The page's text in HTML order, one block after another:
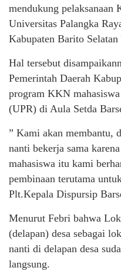
mendukung
Universitas Palangka
Kabupaten Barito Selatan
Hal tersebut
Pemerintah Daerah
program KKN
(UPR) di Aula Setda
” Kami akan membantu,
nanti bekerja sama
mahasiswa itu kami
pembinaan terutama
Plt.Kepala Dispursip
Menurut Febri bahwa
(delapan) desa sebagai
nanti di delapan desa
langsung.